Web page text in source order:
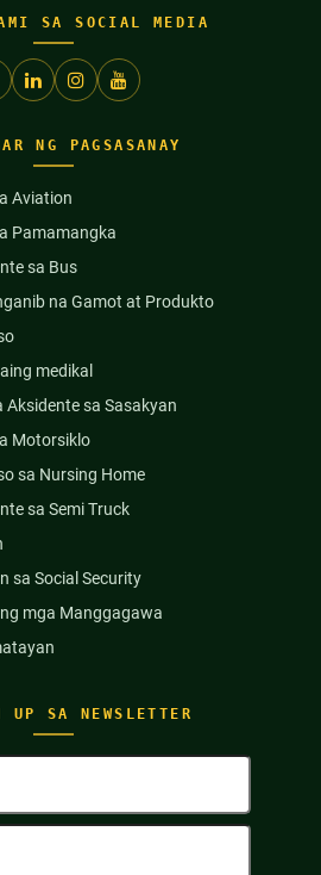
SA SOCIAL MEDIA
UP SA NEWSLETTER
Buong
(Kinakailangan)
Email
NG PAGSASANAY
Aviation
Pamamangka
sa Bus
na Gamot at Produkto
medikal
Aksidente sa Sasakyan
Motorsiklo
sa Nursing Home
sa Semi Truck
sa Social Security
mga Manggagawa